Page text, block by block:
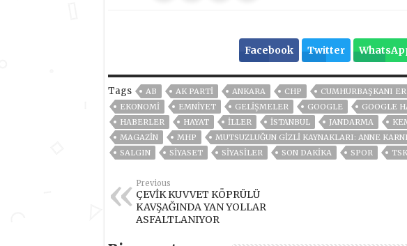
Facebook Twitter
Tags AB AK PARTİ ANKARA CHP CUMHURBAŞKANI
EKONOMİ
EMNİYET GELIŞMELER GOOGLE GOOGLE
HABERLER
HAYAT İLLER ISTANBUL JANDARMA
MAGAZİN
MHP
MUTSUZLUĞUN GİZLİ KAYNAKLARI: ANNE
SALGIN
SİYASET SİYASİLER SON DAKIKA SPOR TSK
Previous
ÇEVİK KUVVET KÖPRÜLÜ
KAVŞAĞINDA YAN YOLLAR
ASFALTLANIYOR